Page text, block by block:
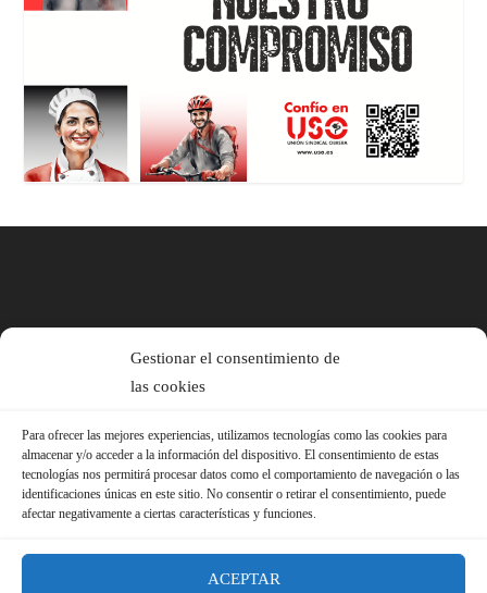
Gestionar el consentimiento de
las cookies
Para ofrecer las mejores experiencias, utilizamos tecnologías como las cookies para
almacenar y/o acceder a la información del dispositivo. El consentimiento de estas
tecnologías nos permitirá procesar datos como el comportamiento de navegación o las
identificaciones únicas en este sitio. No consentir o retirar el consentimiento, puede
afectar negativamente a ciertas características y funciones.
ACEPTAR